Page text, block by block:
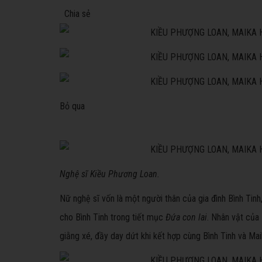
Chia sẻ
Bỏ qua
Nghệ sĩ Kiều Phương Loan.
Nữ nghệ sĩ vốn là một người thân của gia đình Bình
cho Bình Tinh trong tiết mục Đứa con lai. Nhân vật
giằng xé, đầy day dứt khi kết hợp cùng Bình Tinh và